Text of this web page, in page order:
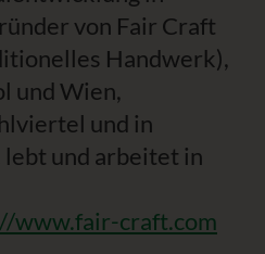
von Fair Craft
Handwerk),
und Wien,
und in
und arbeitet in
www.fair-craft.com